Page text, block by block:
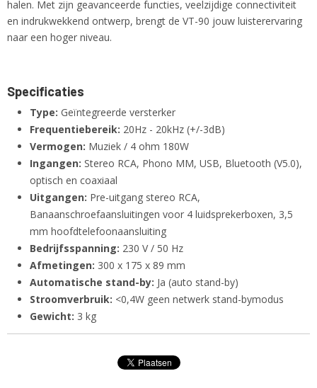
halen. Met zijn geavanceerde functies, veelzijdige connectiviteit
en indrukwekkend ontwerp, brengt de VT-90 jouw luisterervaring
naar een hoger niveau.
Specificaties
Type: Geïntegreerde versterker
Frequentiebereik: 20Hz - 20kHz (+/-3dB)
Vermogen: Muziek / 4 ohm 180W
Ingangen: Stereo RCA, Phono MM, USB, Bluetooth (V5.0),
optisch en coaxiaal
Uitgangen: Pre-uitgang stereo RCA,
Banaanschroefaansluitingen voor 4 luidsprekerboxen, 3,5
mm hoofdtelefoonaansluiting
Bedrijfsspanning: 230 V / 50 Hz
Afmetingen: 300 x 175 x 89 mm
Automatische stand-by: Ja (auto stand-by)
Stroomverbruik: <0,4W geen netwerk stand-bymodus
Gewicht: 3 kg